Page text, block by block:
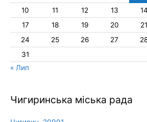
10
11 12 13 14
17
18 19 20 21
24
25 26 27
31
« Лип
Чигиринська міська рада